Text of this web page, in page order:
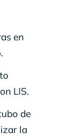
en
LIS.
de
la